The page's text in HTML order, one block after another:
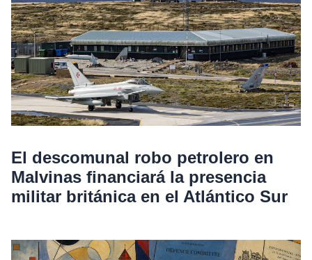
El descomunal robo petrolero en
Malvinas financiará la presencia
militar británica en el Atlántico Sur